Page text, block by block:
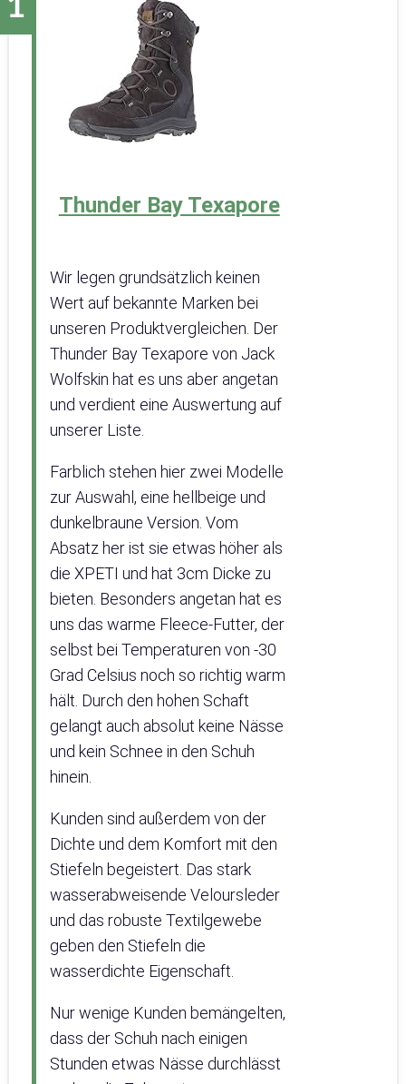
Thunder Bay Texapore
Wir legen grundsätzlich keinen
Wert auf bekannte Marken bei
unseren Produktvergleichen. Der
Thunder Bay Texapore von Jack
Wolfskin hat es uns aber angetan
und verdient eine Auswertung auf
unserer Liste.
Farblich stehen hier zwei Modelle
zur Auswahl, eine hellbeige und
dunkelbraune Version. Vom
Absatz her ist sie etwas höher als
die XPETI und hat 3cm Dicke zu
bieten. Besonders angetan hat es
uns das warme Fleece-Futter, der
selbst bei Temperaturen von -30
Grad Celsius noch so richtig warm
hält. Durch den hohen Schaft
gelangt auch absolut keine Nässe
und kein Schnee in den Schuh
hinein.
Kunden sind außerdem von der
Dichte und dem Komfort mit den
Stiefeln begeistert. Das stark
wasserabweisende Veloursleder
und das robuste Textilgewebe
geben den Stiefeln die
wasserdichte Eigenschaft.
Nur wenige Kunden bemängelten,
dass der Schuh nach einigen
Stunden etwas Nässe durchlässt